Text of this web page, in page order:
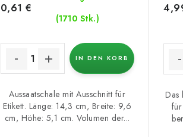
(1710 Stk.)
0,61 €
IN DEN KORB
Aussaatschale mit Ausschnitt für
Etikett. Länge: 14,3 cm, Breite: 9,6
cm, Höhe: 5,1 cm. Volumen der...
Das